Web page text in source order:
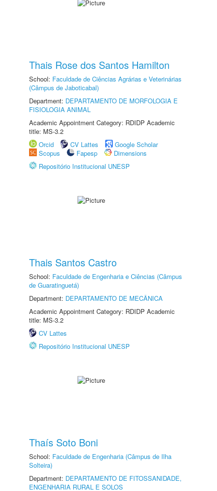
Thais Rose dos Santos Hamilton
School: Faculdade de Ciências Agrárias e Veterinárias
(Câmpus de Jaboticabal)
Department: DEPARTAMENTO DE MORFOLOGIA E
FISIOLOGIA ANIMAL
Academic Appointment Category: RDIDP Academic
title: MS-3.2
Orcid
CV Lattes
Google Scholar
Scopus
Fapesp
Dimensions
Repositório Institucional UNESP
Thais Santos Castro
School: Faculdade de Engenharia e Ciências (Câmpus
de Guaratinguetá)
Department: DEPARTAMENTO DE MECÂNICA
Academic Appointment Category: RDIDP Academic
title: MS-3.2
CV Lattes
Repositório Institucional UNESP
Thaís Soto Boni
School: Faculdade de Engenharia (Câmpus de Ilha
Solteira)
Department: DEPARTAMENTO DE FITOSSANIDADE,
ENGENHARIA RURAL E SOLOS